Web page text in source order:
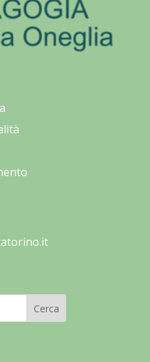
Cerca